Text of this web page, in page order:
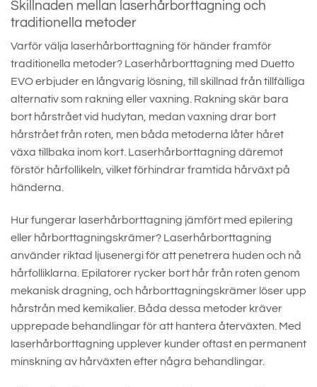
Skillnaden mellan laserhårborttagning och
traditionella metoder
Varför välja laserhårborttagning för händer framför
traditionella metoder? Laserhårborttagning med Duetto
EVO erbjuder en långvarig lösning, till skillnad från tillfälliga
alternativ som rakning eller vaxning. Rakning skär bara
bort hårstrået vid hudytan, medan vaxning drar bort
hårstrået från roten, men båda metoderna låter håret
växa tillbaka inom kort. Laserhårborttagning däremot
förstör hårfollikeln, vilket förhindrar framtida hårväxt på
händerna.
Hur fungerar laserhårborttagning jämfört med epilering
eller hårborttagningskrämer? Laserhårborttagning
använder riktad ljusenergi för att penetrera huden och nå
hårfolliklarna. Epilatorer rycker bort hår från roten genom
mekanisk dragning, och hårborttagningskrämer löser upp
hårstrån med kemikalier. Båda dessa metoder kräver
upprepade behandlingar för att hantera återväxten. Med
laserhårborttagning upplever kunder oftast en permanent
minskning av hårväxten efter några behandlingar.